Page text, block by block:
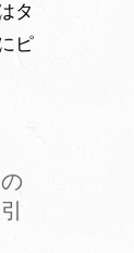
タ
ピ